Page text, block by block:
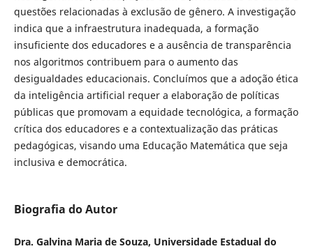
questões relacionadas à exclusão de gênero. A investigação
indica que a infraestrutura inadequada, a formação
insuficiente dos educadores e a ausência de transparência
nos algoritmos contribuem para o aumento das
desigualdades educacionais. Concluímos que a adoção ética
da inteligência artificial requer a elaboração de políticas
públicas que promovam a equidade tecnológica, a formação
crítica dos educadores e a contextualização das práticas
pedagógicas, visando uma Educação Matemática que seja
inclusiva e democrática.
Biografia do Autor
Dra. Galvina Maria de Souza, Universidade Estadual do